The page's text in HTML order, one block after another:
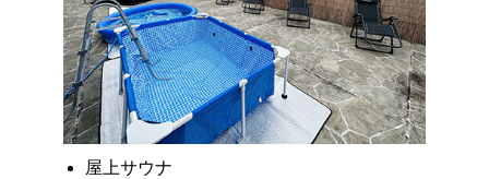
屋上サウナ